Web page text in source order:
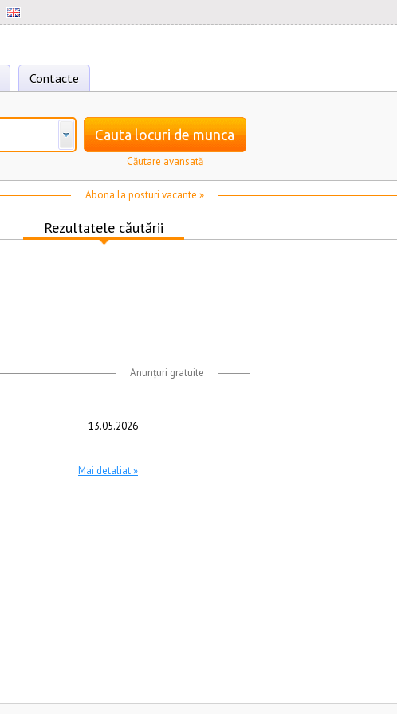
Contacte
Cauta locuri de munca
Căutare avansată
Abona la posturi vacante »
Rezultatele căutării
Anunțuri gratuite
13.05.2026
Mai detaliat »